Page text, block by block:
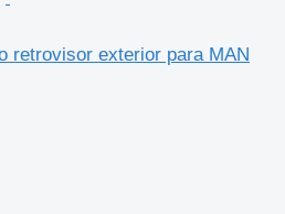
retrovisor exterior para MAN